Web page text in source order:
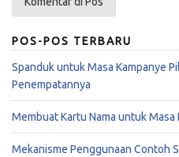
POS-POS TERBARU
Spanduk untuk Masa Kampanye
Penempatannya
Membuat Kartu Nama untuk Masa
Mekanisme Penggunaan Contoh